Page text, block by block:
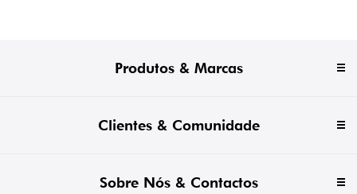
Produtos & Marcas
Clientes & Comunidade
Sobre Nós & Contactos